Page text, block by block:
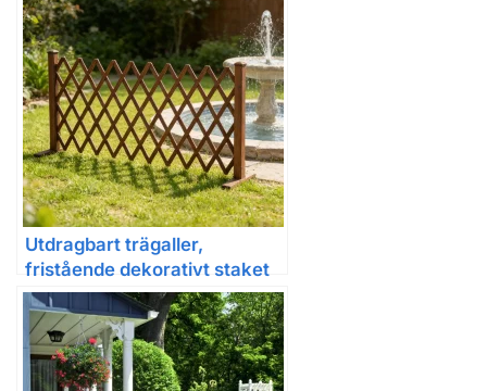
Utdragbart trägaller,
fristående dekorativt staket
för trädgård